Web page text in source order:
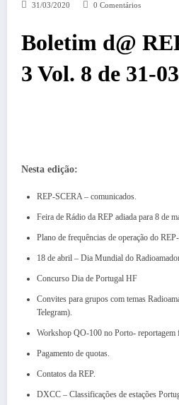
31/03/2020 0 Comentários
Boletim d@
3 Vol. 8 de 31-
Nesta edição:
REP-SCERA – comunicados.
Feira de Rádio da REP adiada para 8 de
Plano de frequências de operação do
18 de abril – Dia Mundial do
Concurso Dia de Portugal HF
Convites para grupos com temas
Telegram).
Workshop QO-100 no Porto- reportagem
Pagamento de quotas.
Contatos da REP.
DXCC – Classificações de estações